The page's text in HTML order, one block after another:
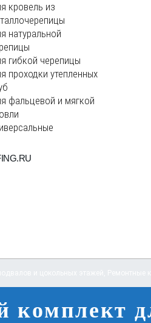
кровель из
натуральной
гибкой черепицы
проходки утепленных
фальцевой и мягкой
комплект